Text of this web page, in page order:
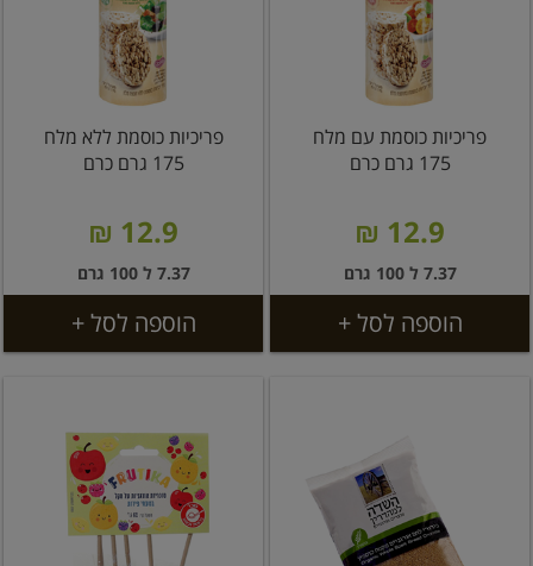
פריכיות כוסמת עם מלח
175 גרם כרם
12.9 ₪
7.37 ל 100 גרם
הוספה לסל +
פריכיות כוסמת ללא מלח
175 גרם כרם
12.9 ₪
7.37 ל 100 גרם
הוספה לסל +